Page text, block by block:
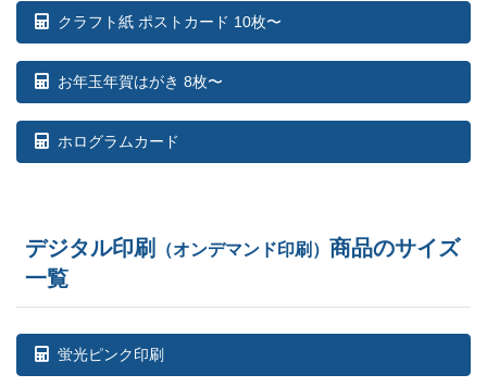
クラフト紙 ポストカード 10枚〜
お年玉年賀はがき 8枚〜
ホログラムカード
デジタル印刷 （オンデマンド印刷） 商品のサイズ
一覧
蛍光ピンク印刷